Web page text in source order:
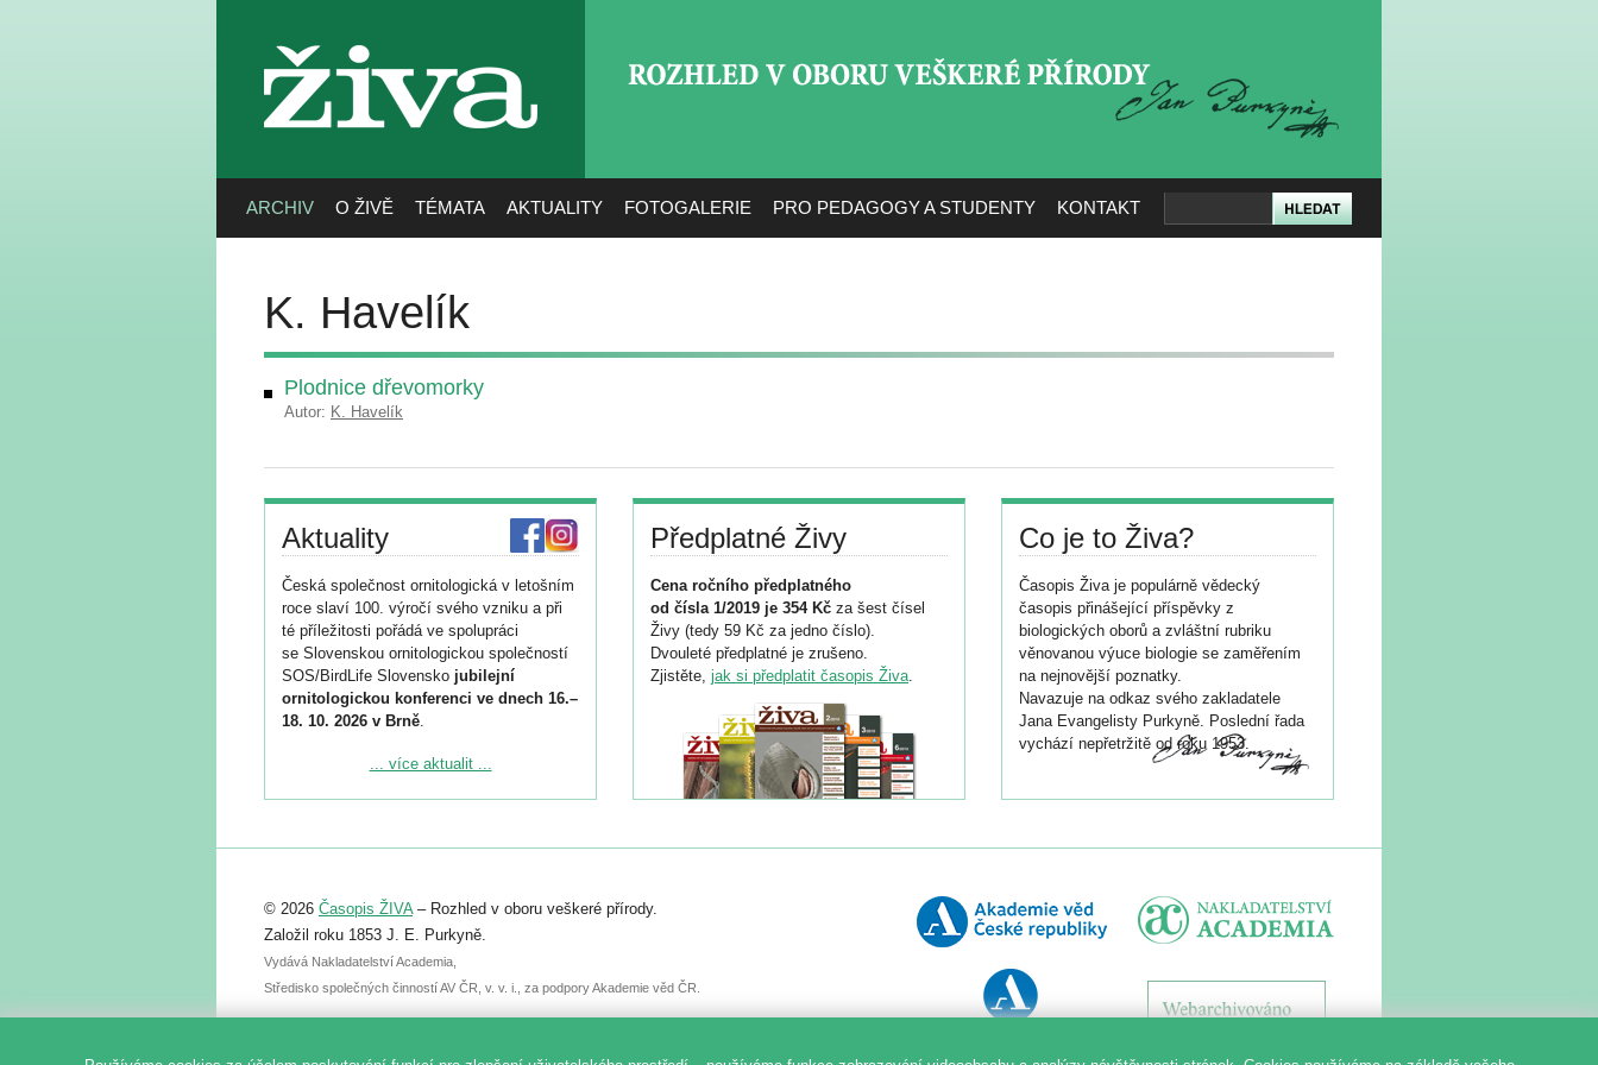
živa
ARCHIV O ŽIVĚ TÉMATA AKTUALITY FOTOGALERIE PRO PEDAGOGY A STUDENTY KONTAKT
K. Havelík
Plodnice dřevomorky
Autor: K. Havelík
Aktuality
Česká společnost ornitologická v letošním
roce slaví 100. výročí svého vzniku a při
té příležitosti pořádá ve spolupráci
se Slovenskou ornitologickou společností
SOS/BirdLife Slovensko jubilejní
ornitologickou konferenci ve dnech 16.–
18. 10. 2026 v Brně.
Podrobnější informace ke konferenci
Registrovat se můžete do 6. září.
abstraktu přihlášené přednášky nebo
posteru je už 30. června.
... více aktualit ...
Předplatné Živy
Cena ročního předplatného
od čísla 1/2019 je 354 Kč za šest čísel
Živy (tedy 59 Kč za jedno číslo).
Dvouleté předplatné je zrušeno.
Zjistěte, jak si předplatit časopis Živa.
Co je to Živa?
Časopis Živa je populárně vědecký
časopis přinášející příspěvky z
biologických oborů a zvláštní rubriku
věnovanou výuce biologie se zaměřením
na nejnovější poznatky.
Navazuje na odkaz svého zakladatele
Jana Evangelisty Purkyně. Poslední řada
vychází nepřetržitě od roku 1953.
© 2026 Časopis ŽIVA– Rozhled v oboru veškeré přírody.
Založil roku 1853 J. E. Purkyně.
Vydává Nakladatelství Academia,
Středisko společných činností AV ČR, v. v. i., za podpory Akademie věd ČR.